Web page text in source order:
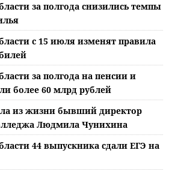
за полгода снизились темпы
с 15 июля изменят правила
за полгода на пенсии и
более 60 млрд рублей
из жизни бывший директор
Людмила Чунихина
44 выпускника сдали ЕГЭ на